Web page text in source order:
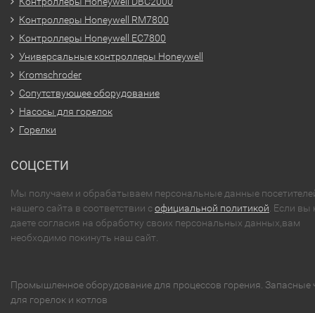
Контроллеры Honeywell RM7800
Контроллеры Honeywell EC7800
Универсальные контроллеры Honeywell
Kromschroder
Сопутствующее оборудование
Насосы для горелок
Горелки
СОЦСЕТИ
Мы получаем и обрабатываем персональные данные
нашего сайта в соответствии софициальной политикой . Если вы
даете согласия на обработку своих персональных данных,вам
необходимо покинуть наш сайт.
Промышленное оборудование для процессов горения. Запасные
для горелок и котлов